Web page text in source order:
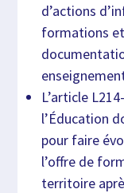
d’actions
formations et
L’article
l’Éducation
pour faire
l’offre de
territoire